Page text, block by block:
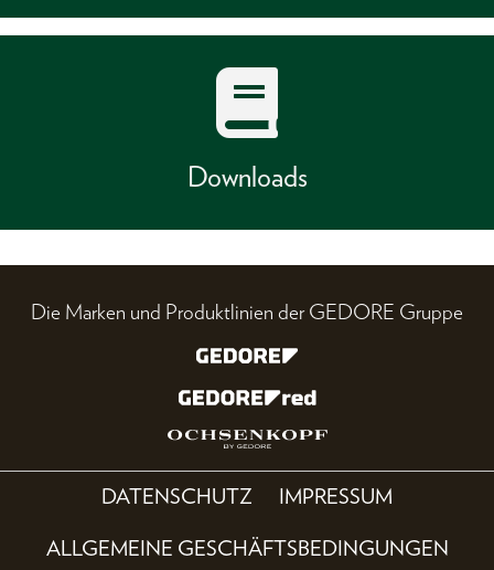
Downloads
Die Marken und Produktlinien der GEDORE Gruppe
DATENSCHUTZ IMPRESSUM
ALLGEMEINE GESCHÄFTSBEDINGUNGEN